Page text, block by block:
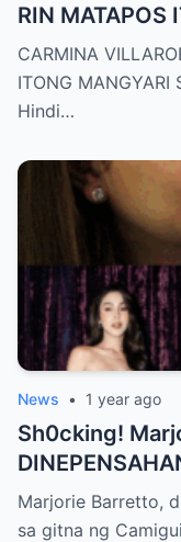
RIN MATAPOS
KANYANG
CARMINA
ITONG MANGYARI
Hindi…
News • 1 year ago
Sh0cking!
gitna ng
Marjorie Barretto,
sa gitna ng